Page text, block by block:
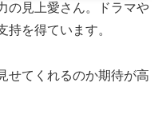
の見上愛さん。ドラマや
持を得ています。
せてくれるのか期待が高